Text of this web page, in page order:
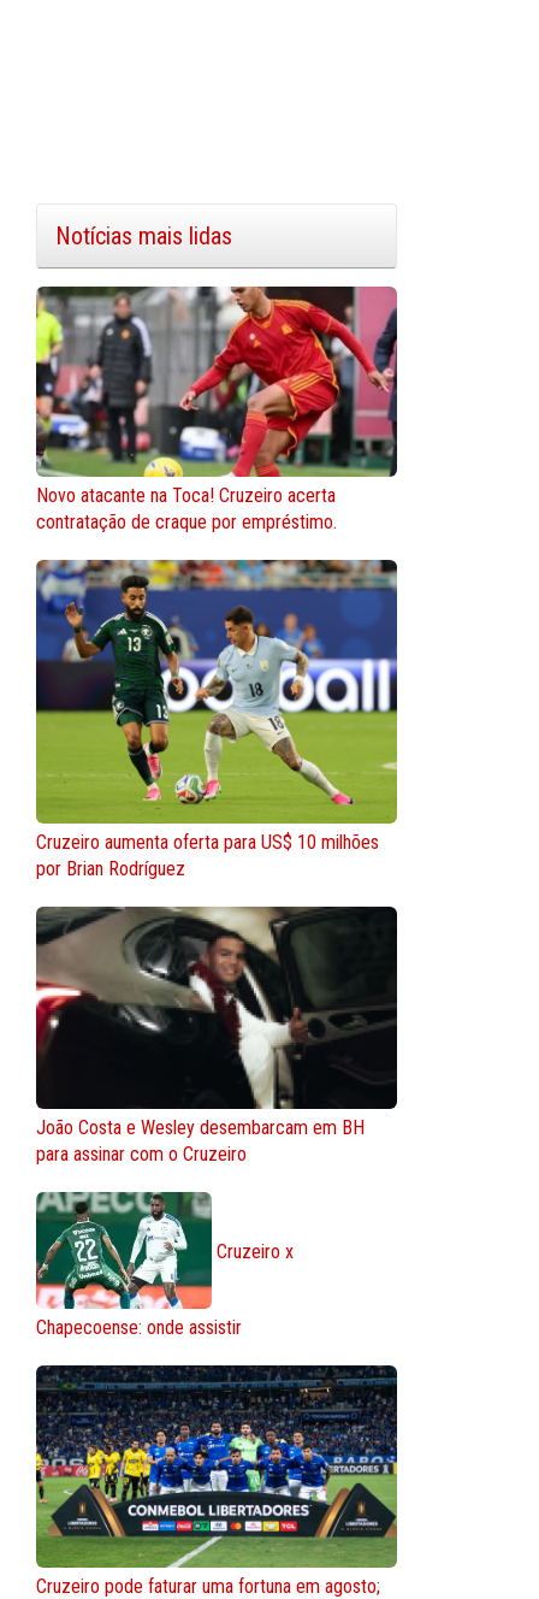
Notícias mais lidas
Novo atacante na Toca! Cruzeiro acerta
contratação de craque por empréstimo.
Cruzeiro aumenta oferta para US$ 10 milhões
por Brian Rodríguez
João Costa e Wesley desembarcam em BH
para assinar com o Cruzeiro
Cruzeiro x
Chapecoense: onde assistir
Cruzeiro pode faturar uma fortuna em agosto;